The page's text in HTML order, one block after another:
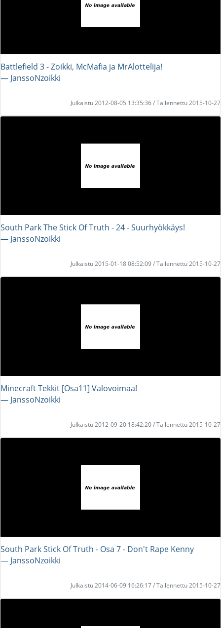
Battlefield 3 - Zoikki, McMafia ja MrAlottelija!
― JanssoNzoikki
Julkaistu 2012-08-05 13:35:36 / Tallennettu 2015-10-27
South Park The Stick Of Truth - 24 - Suurhyökkäys!
― JanssoNzoikki
Julkaistu 2015-01-18 08:52:09 / Tallennettu 2015-10-27
Minecraft Tekkit [Osa11] Valovoimaa!
― JanssoNzoikki
Julkaistu 2012-09-20 18:42:20 / Tallennettu 2015-10-27
South Park Stick Of Truth - Osa 7 - Don't Rape Kenny
― JanssoNzoikki
Julkaistu 2014-06-09 16:26:17 / Tallennettu 2015-10-27